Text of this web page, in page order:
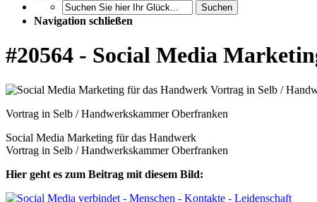
Suchen
Navigation schließen
#20564 - Social Media
Vortrag in Selb / Handwerkskammer Oberfranken
Social Media Marketing für das Handwerk
Vortrag in Selb / Handwerkskammer Oberfranken
Hier geht es zum Beitrag mit diesem Bild: